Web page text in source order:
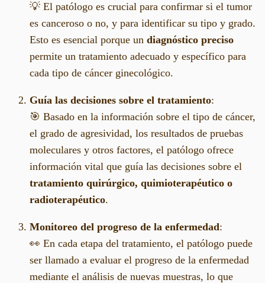
💡 El patólogo es crucial para confirmar si el tumor
es canceroso o no, y para identificar su tipo y grado.
Esto es esencial porque un diagnóstico preciso
permite un tratamiento adecuado y específico para
cada tipo de cáncer ginecológico.
Guía las decisiones sobre el tratamiento:
🎯 Basado en la información sobre el tipo de cáncer,
el grado de agresividad, los resultados de pruebas
moleculares y otros factores, el patólogo ofrece
información vital que guía las decisiones sobre el
tratamiento quirúrgico, quimioterapéutico o
radioterapéutico.
Monitoreo del progreso de la enfermedad:
👀 En cada etapa del tratamiento, el patólogo puede
ser llamado a evaluar el progreso de la enfermedad
mediante el análisis de nuevas muestras, lo que